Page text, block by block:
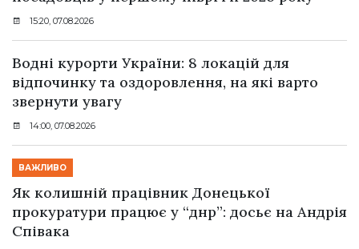
15:20, 07.08.2026
Водні курорти України: 8 локацій для
відпочинку та оздоровлення, на які варто
звернути увагу
14:00, 07.08.2026
ВАЖЛИВО
Як колишній працівник Донецької
прокуратури працює у “днр”: досьє на Андрія
Співака